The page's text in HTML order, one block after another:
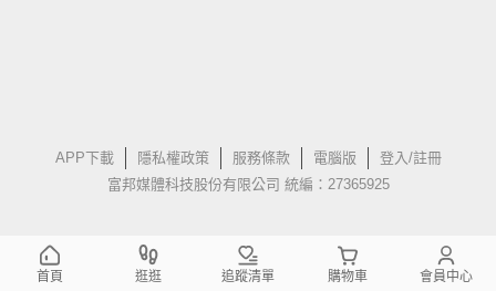
APP下載 隱私權政策 服務條款 電腦版
登入/註冊
富邦媒體科技股份有限公司 統編：27365925
首頁 逛逛 追蹤清單 購物車 會員中心